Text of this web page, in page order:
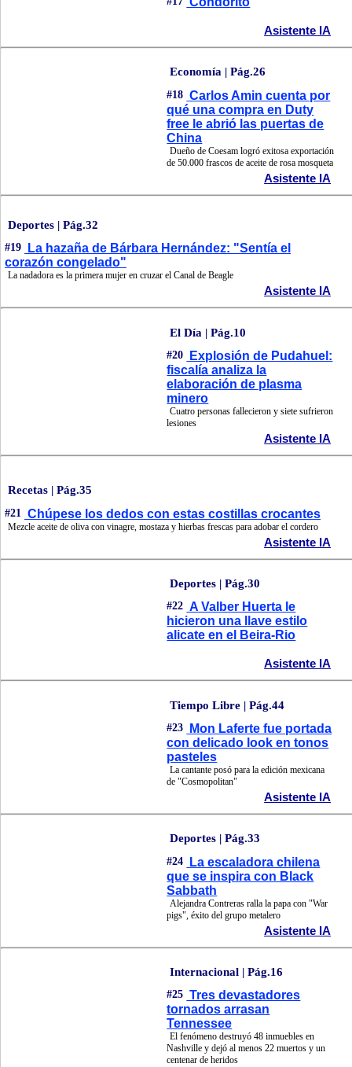
Asistente IA
Economía | Pág.26
#18 Carlos Amin cuenta por
qué una compra en Duty
free le abrió las puertas de
China
Dueño de Coesam logró exitosa exportación
de 50.000 frascos de aceite de rosa mosqueta
Asistente IA
Deportes | Pág.32
#19
La hazaña de Bárbara Hernández: "Sentía el
corazón congelado"
La nadadora es la primera mujer en cruzar el Canal de Beagle
Asistente IA
El Día | Pág.10
#20
Explosión de Pudahuel:
fiscalía analiza la
elaboración de plasma
minero
Cuatro personas fallecieron y siete sufrieron
lesiones
Asistente IA
Recetas | Pág.35
#21 Chúpese los dedos con estas costillas crocantes
Mezcle aceite de oliva con vinagre, mostaza y hierbas frescas para adobar el cordero
Asistente IA
Deportes | Pág.30
#22 A Valber Huerta le
hicieron una llave estilo
alicate en el Beira-Rio
Asistente IA
Tiempo Libre | Pág.44
#23
Mon Laferte fue portada
con delicado look en tonos
pasteles
La cantante posó para la edición mexicana
de "Cosmopolitan"
Asistente IA
Deportes | Pág.33
#24
La escaladora chilena
que se inspira con Black
Sabbath
Alejandra Contreras ralla la papa con "War
pigs", éxito del grupo metalero
Asistente IA
Internacional | Pág.16
#25 Tres devastadores
tornados arrasan
Tennessee
El fenómeno destruyó 48 inmuebles en
Nashville y dejó al menos 22 muertos y un
centenar de heridos